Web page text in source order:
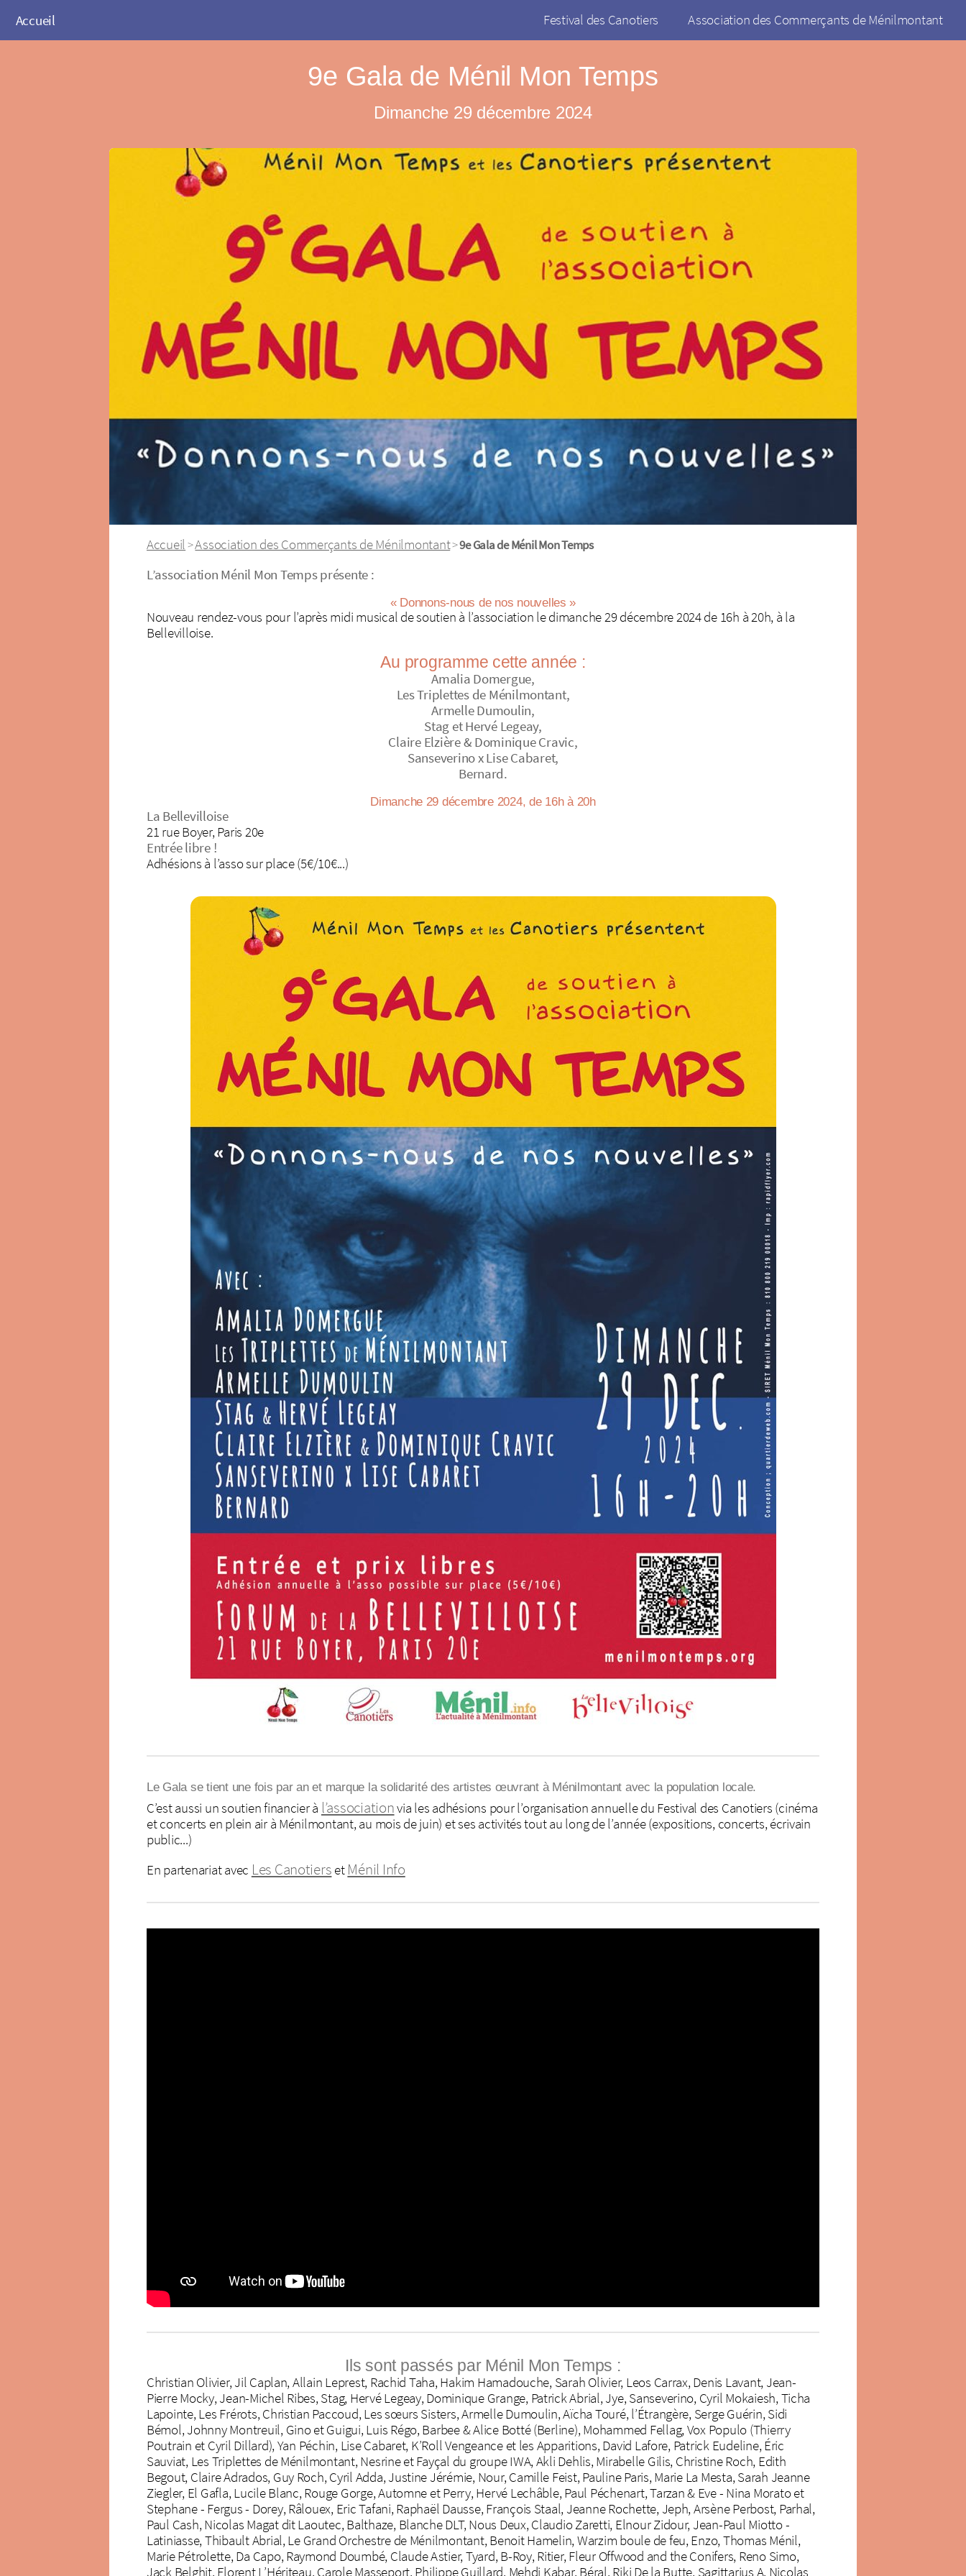
Accueil Festival des Canotiers Association des Commerçants de Ménilmontant
9e Gala de Ménil Mon Temps
Dimanche 29 décembre 2024
Accueil>Association des Commerçants de Ménilmontant>9e Gala de Ménil Mon Temps
L’association Ménil Mon Temps présente :
« Donnons-nous de nos nouvelles »
Nouveau rendez-vous pour l’après midi musical de soutien à l’association le dimanche 29 décembre 2024 de 16h à 20h, à la
Bellevilloise.
Au programme cette année :
Amalia Domergue,
Les Triplettes de Ménilmontant,
Armelle Dumoulin,
Stag et Hervé Legeay,
Claire Elzière & Dominique Cravic,
Sanseverino x Lise Cabaret,
Bernard.
Dimanche 29 décembre 2024, de 16h à 20h
La Bellevilloise
21 rue Boyer, Paris 20e
Entrée libre !
Adhésions à l’asso sur place (5€/10€...)
Le Gala se tient une fois par an et marque la solidarité des artistes œuvrant à Ménilmontant avec la population locale.
C’est aussi un soutien financier à l’associationvia les adhésions pour l’organisation annuelle du Festival des Canotiers (cinéma
et concerts en plein air à Ménilmontant, au mois de juin) et ses activités tout au long de l’année (expositions, concerts, écrivain
public...)
En partenariat avec Les Canotiers et Ménil Info
Ils sont passés par Ménil Mon Temps :
Christian Olivier, Jil Caplan, Allain Leprest, Rachid Taha, Hakim Hamadouche, Sarah Olivier, Leos Carrax, Denis Lavant, Jean-
Pierre Mocky, Jean-Michel Ribes, Stag, Hervé Legeay, Dominique Grange, Patrick Abrial, Jye, Sanseverino, Cyril Mokaiesh, Ticha
Lapointe, Les Frérots, Christian Paccoud, Les sœurs Sisters, Armelle Dumoulin, Aïcha Touré, l’Étrangère, Serge Guérin, Sidi
Bémol, Johnny Montreuil, Gino et Guigui, Luis Régo, Barbee & Alice Botté (Berline), Mohammed Fellag, Vox Populo (Thierry
Poutrain et Cyril Dillard), Yan Péchin, Lise Cabaret, K’Roll Vengeance et les Apparitions, David Lafore, Patrick Eudeline, Éric
Sauviat, Les Triplettes de Ménilmontant, Nesrine et Fayçal du groupe IWA, Akli Dehlis, Mirabelle Gilis, Christine Roch, Edith
Begout, Claire Adrados, Guy Roch, Cyril Adda, Justine Jérémie, Nour, Camille Feist, Pauline Paris, Marie La Mesta, Sarah Jeanne
Ziegler, El Gafla, Lucile Blanc, Rouge Gorge, Automne et Perry, Hervé Lechâble, Paul Péchenart, Tarzan & Eve - Nina Morato et
Stephane - Fergus - Dorey, Râlouex, Eric Tafani, Raphaël Dausse, François Staal, Jeanne Rochette, Jeph, Arsène Perbost, Parhal,
Paul Cash, Nicolas Magat dit Laoutec, Balthaze, Blanche DLT, Nous Deux, Claudio Zaretti, Elnour Zidour, Jean-Paul Miotto -
Latiniasse, Thibault Abrial, Le Grand Orchestre de Ménilmontant, Benoit Hamelin, Warzim boule de feu, Enzo, Thomas Ménil,
Marie Pétrolette, Da Capo, Raymond Doumbé, Claude Astier, Tyard, B-Roy, Ritier, Fleur Offwood and the Conifers, Reno Simo,
Jack Belghit, Florent L’Hériteau, Carole Masseport, Philippe Guillard, Mehdi Kabar, Béral, Riki De la Butte, Sagittarius A, Nicolas